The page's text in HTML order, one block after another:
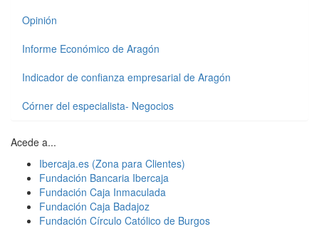
Opinión
Informe Económico de Aragón
Indicador de confianza empresarial de Aragón
Córner del especialista- Negocios
Acede a...
Ibercaja.es (Zona para Clientes)
Fundación Bancaria Ibercaja
Fundación Caja Inmaculada
Fundación Caja Badajoz
Fundación Círculo Católico de Burgos